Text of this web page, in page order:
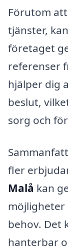
Förutom
tjänster,
företaget
referenser
hjälper dig
beslut,
sorg och
fler
Malå kan
behov. Det
hanterbar